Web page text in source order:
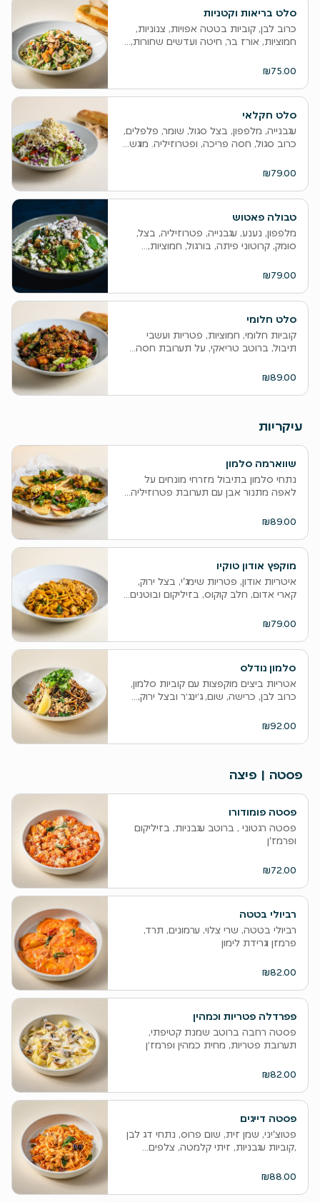
סלט בריאות וקטניות
כרוב לבן, קוביות בטטה אפויות, צנוניות,
חמוציות, אורז בר, חיטה ועדשים שחורות,...
₪75.00
סלט חקלאי
עגבנייה, מלפפון, בצל סגול, שומר, פלפלים,
כרוב סגול, חסה פריכה, ופטרוזיליה. מוגש...
₪79.00
טבולה פאטוש
מלפפון, נענע, עגבנייה, פטרוזיליה, בצל,
סומק, קרוטוני פיתה, בורגול, חמוציות,...
₪79.00
סלט חלומי
קוביות חלומי, חמוציות, פטריות ועשבי
תיבול, ברוטב טריאקי, על תערובת חסה...
₪89.00
עיקריות
שווארמה סלמון
נתחי סלמון בתיבול מזרחי מונחים על
לאפה מתנור אבן עם תערובת פטרוזיליה...
₪89.00
מוקפץ אודון טוקיו
איטריות אודון, פטריות שימג'י, בצל ירוק,
קארי אדום, חלב קוקוס, בזיליקום ובוטנים...
₪79.00
סלמון נודלס
אטריות ביצים מוקפצות עם קוביות סלמון,
כרוב לבן, כרישה, שום, ג׳ינג׳ר ובצל ירוק,...
₪92.00
פסטה | פיצה
פסטה פומודורו
פסטה רגטוני , ברוטב עגבניות, בזיליקום
ופרמז'ן
₪72.00
רביולי בטטה
רביולי בטטה, שרי צלוי, ערמונים, תרד,
פרמזן וגרידת לימון
₪82.00
פפרדלה פטריות וכמהין
פסטה רחבה ברוטב שמנת קטיפתי,
תערובת פטריות, מחית כמהין ופרמז׳ן
₪82.00
פסטה דייגים
פטוצ'יני, שמן זית, שום פרוס, נתחי דג לבן
,קוביות עגבניות, זיתי קלמטה, צלפים...
₪88.00